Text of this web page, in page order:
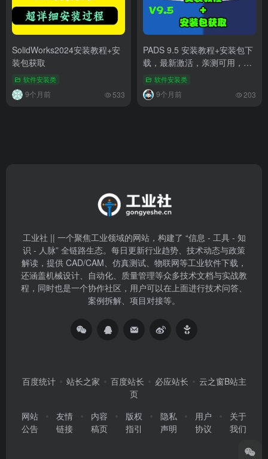
SolidWorks2024安装教程+安
装包获取
软件安装类
9个月前 533
PADS 9.5 安装教程+安装包下
载，最新激活，亲测可用，永
久激活
软件安装类
9个月前 203
工业社 || 一个聚焦工业领域的网站，构建了 “信息 - 工具 - 知
识 - 人脉” 全链路生态。每日更新行业趋势、技术动态与政策
解读，提供 CAD/CAM、仿真测试、物联网等工业软件下载，
还涵盖机械设计、自动化、质量管理等众多技术文档与实战教
程，同时也是一个协作社区，用户可以在上面进行技术问答、
案例拆解、项目对接等。
百度统计 站长之家 百度站长 必应站长
云之窗B站主
页
网站
公告
友情
链接
内容
稿页
版权
指引
隐私
声明
用户
协议
关于
我们